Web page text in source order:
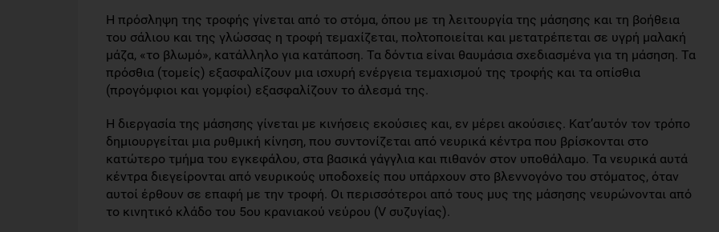
Η πρόσληψη της τροφής γίνεται από το στόμα, όπου με τη λειτουργία της μάσησης και τη βοήθεια
του σάλιου και της γλώσσας η τροφή τεμαχίζεται, πολτοποιείται και μετατρέπεται σε υγρή μαλακή
μάζα, «το βλωμό», κατάλληλο για κατάποση. Τα δόντια είναι θαυμάσια σχεδιασμένα για τη μάσηση. Τα
πρόσθια (τομείς) εξασφαλίζουν μια ισχυρή ενέργεια τεμαχισμού της τροφής και τα οπίσθια
(προγόμφιοι και γομφίοι) εξασφαλίζουν το άλεσμά της.
Η διεργασία της μάσησης γίνεται με κινήσεις εκούσιες και, εν μέρει ακούσιες. Κατ’αυτόν τον τρόπο
δημιουργείται μια ρυθμική κίνηση, που συντονίζεται από νευρικά κέντρα που βρίσκονται στο
κατώτερο τμήμα του εγκεφάλου, στα βασικά γάγγλια και πιθανόν στον υποθάλαμο. Τα νευρικά αυτά
κέντρα διεγείρονται από νευρικούς υποδοχείς που υπάρχουν στο βλεννογόνο του στόματος, όταν
αυτοί έρθουν σε επαφή με την τροφή. Οι περισσότεροι από τους μυς της μάσησης νευρώνονται από
το κινητικό κλάδο του 5ου κρανιακού νεύρου (V συζυγίας).